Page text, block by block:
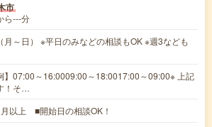
市
ら---分
月～日） ※平日のみなどの相談もOK ※週3なども
】07:00～16:0009:00～18:0017:00～09:00※ 上記
！そ…
以上 ■開始日の相談OK！